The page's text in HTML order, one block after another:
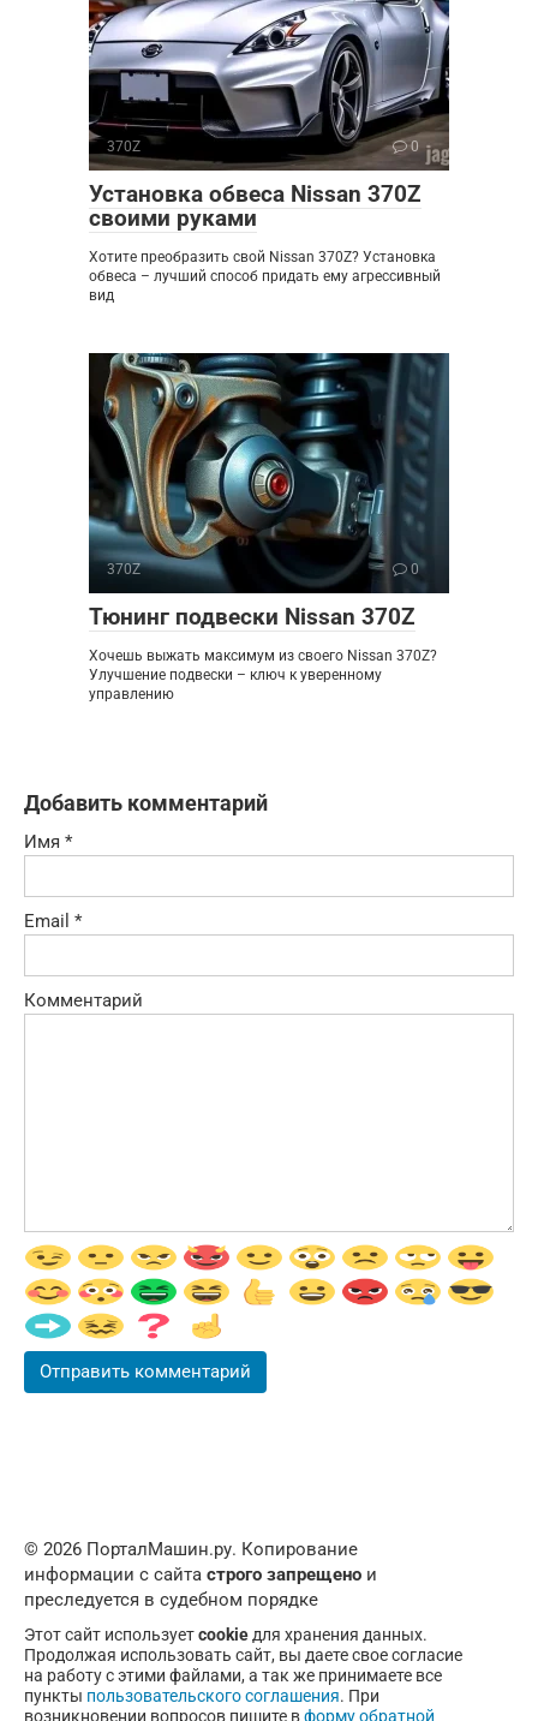
370Z 0
Установка обвеса Nissan 370Z
своими руками
Хотите преобразить свой Nissan 370Z? Установка
обвеса – лучший способ придать ему агрессивный
вид
370Z 0
Тюнинг подвески Nissan 370Z
Хочешь выжать максимум из своего Nissan 370Z?
Улучшение подвески – ключ к уверенному
управлению
Добавить комментарий
Имя *
Email *
Комментарий
© 2026 ПорталМашин.ру. Копирование
информации с сайта строго запрещено и
преследуется в судебном порядке
Этот сайт используетcookieдля хранения данных.
Продолжая использовать сайт, вы даете свое согласие
на работу с этими файлами, а так же принимаете все
пункты пользовательского соглашения. При
возникновении вопросов пишите вформу обратной